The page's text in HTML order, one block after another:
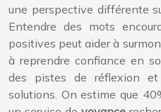
une perspective différente
Entendre des mots
positives peut aider à
à reprendre confiance en
des pistes de réflexion
solutions. On estime que